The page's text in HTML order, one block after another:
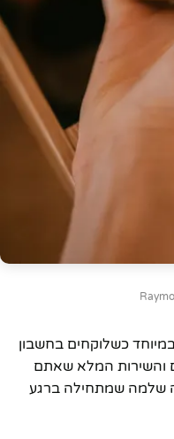
במיוחד כשלוקחים בחשבון
והשירות המלא שאתם
שלמה שמתחילה ברגע